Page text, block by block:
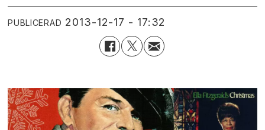
PUBLICERAD 2013-12-17 - 17:32